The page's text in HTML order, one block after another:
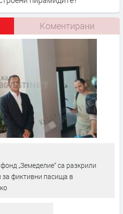
Коментирани
„Земеделие“ са разкрили
за фиктивни пасища в